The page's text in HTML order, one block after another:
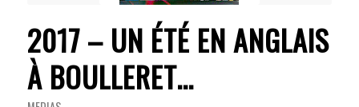
2017 – UN ÉTÉ EN ANGLAIS
À BOULLERET…